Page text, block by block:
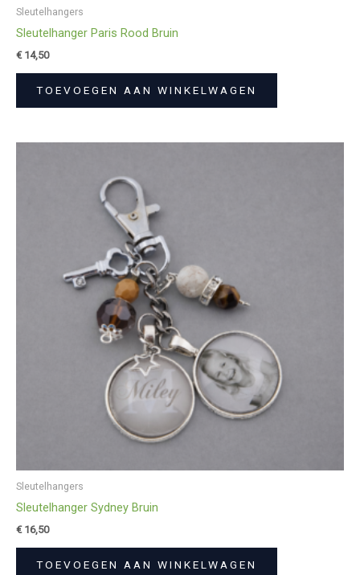
Sleutelhangers
Sleutelhanger Paris Rood Bruin
€14,50
TOEVOEGEN AAN WINKELWAGEN
Sleutelhangers
Sleutelhanger Sydney Bruin
€16,50
TOEVOEGEN AAN WINKELWAGEN